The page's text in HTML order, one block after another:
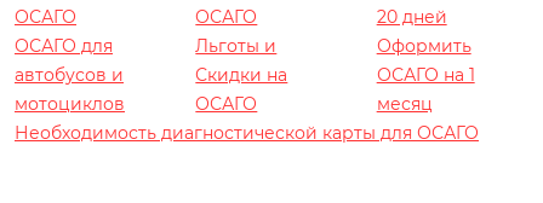
ОСАГО
ОСАГО
20 дней
ОСАГО для
автобусов и
мотоциклов
Льготы и
Скидки на
ОСАГО
Оформить
ОСАГО на 1
месяц
Необходимость диагностической карты для ОСАГО